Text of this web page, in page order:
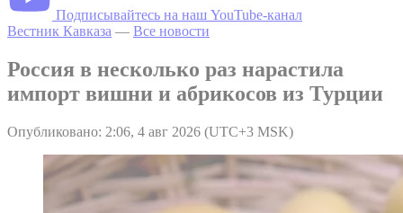
Подписывайтесь на наш YouTube-канал
Вестник Кавказа — Все новости
Россия в несколько раз нарастила
импорт вишни и абрикосов из Турции
Опубликовано: 2:06, 4 авг 2026 (UTC+3 MSK)